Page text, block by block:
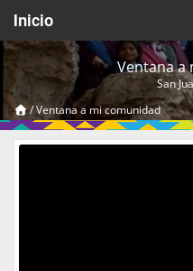
Inicio
Acerca de
Videos Temáticos
Ventana a
San
/Ventana a mi comunidad